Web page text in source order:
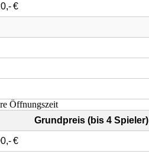
€
Öffnungszeit
Grundpreis (bis 4 Spieler)
€